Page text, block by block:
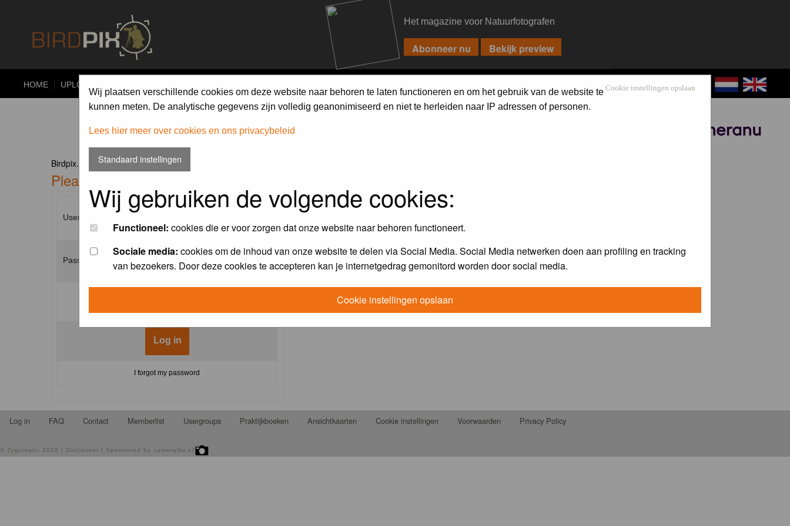
Het magazine voor Natuurfotografen
HOME UPLOAD Cookie instellingen opslaan
Wij plaatsen verschillende cookies om deze website naar behoren te laten functioneren en om het gebruik van de website te
kunnen meten. De analytische gegevens zijn volledig geanonimiseerd en niet te herleiden naar IP adressen of personen.
Lees hier meer over cookies en ons privacybeleid
Standaard instellingen
Wij gebruiken de volgende cookies:
Functioneel: cookies die er voor zorgen dat onze website naar behoren functioneert.
Sociale media: cookies om de inhoud van onze website te delen via Social Media. Social Media netwerken doen aan profiling en tracking
van bezoekers. Door deze cookies te accepteren kan je internetgedrag gemonitord worden door social media.
Cookie instellingen opslaan
Birdpix.nl Forum Index
Please enter your username and password to log in.
Username:
Password:
I forgot my password
Log in FAQ Contact Memberlist Usergroups Praktijkboeken Ansichtkaarten Cookie instellingen Voorwaarden Privacy Policy
© Zygomatic 2026 | Disclaimer | Sponsored by cameraNu.nl